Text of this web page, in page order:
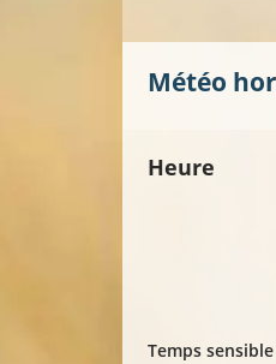
Météo
Heure
Temps sensible